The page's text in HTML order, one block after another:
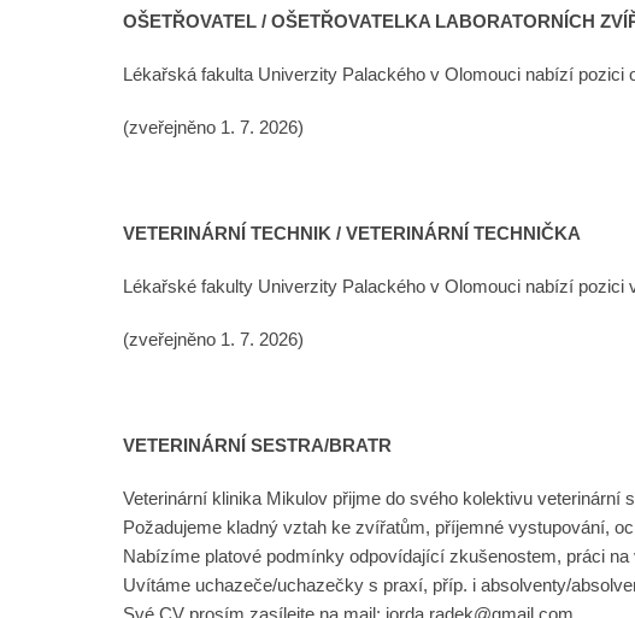
OŠETŘOVATEL / OŠETŘOVATELKA LABORATORNÍCH
Lékařská fakulta Univerzity Palackého v Olomouci nabízí
(zveřejněno 1. 7. 2026)
VETERINÁRNÍ TECHNIK / VETERINÁRNÍ TECHNIČKA
Lékařské fakulty Univerzity Palackého v Olomouci nabízí
(zveřejněno 1. 7. 2026)
VETERINÁRNÍ SESTRA/BRATR
Veterinární klinika Mikulov přijme do svého kolektivu veterinární
Požadujeme kladný vztah ke zvířatům, příjemné vystupování,
Nabízíme platové podmínky odpovídající zkušenostem, práci
Uvítáme uchazeče/uchazečky s praxí, příp. i absolventy/
Své CV prosím zasílejte na mail: jorda.radek@gmail.com